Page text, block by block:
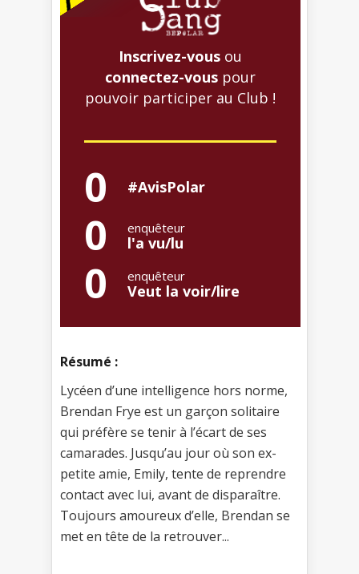
Inscrivez-vous ou
connectez-vous pour
pouvoir participer au Club !
0 #AvisPolar
0 enquêteur
l'a vu/lu
0 enquêteur
Veut la voir/lire
Résumé :
Lycéen d’une intelligence hors norme,
Brendan Frye est un garçon solitaire
qui préfère se tenir à l’écart de ses
camarades. Jusqu’au jour où son ex-
petite amie, Emily, tente de reprendre
contact avec lui, avant de disparaître.
Toujours amoureux d’elle, Brendan se
met en tête de la retrouver...